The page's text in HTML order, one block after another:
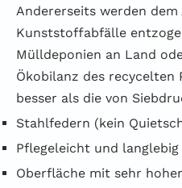
Andererseits werden
Kunststoffabfälle
Mülldeponien an Land
Ökobilanz des
besser als die von
Stahlfedern (kein
Pflegeleicht und langlebig
Oberfläche mit sehr